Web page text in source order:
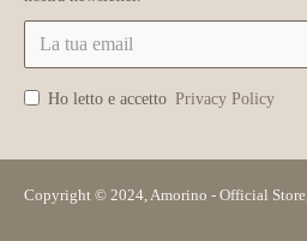
Ho letto e accetto Privacy Policy
Copyright © 2024, Amorino - Official